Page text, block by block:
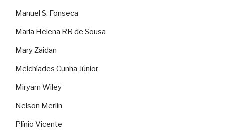
Manuel S. Fonseca
Maria Helena RR de Sousa
Mary Zaidan
Melchíades Cunha Júnior
Miryam Wiley
Nelson Merlin
Plínio Vicente